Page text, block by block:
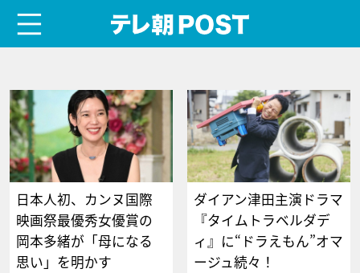
日本人初、カンヌ国際
映画祭最優秀女優賞の
岡本多緒が「母になる
思い」を明かす
ダイアン津田主演ドラマ
『タイムトラベルダデ
ィ』に“ドラえもん”オマ
ージュ続々！